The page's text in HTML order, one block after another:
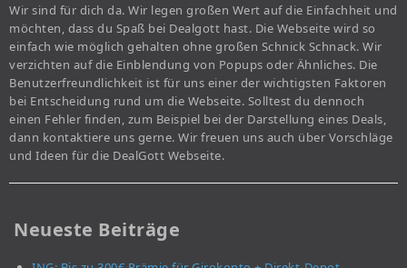
Wir sind für dich da. Wir legen großen Wert auf die Einfachheit und
möchten, dass du Spaß bei Dealgott hast. Die Webseite wird so
einfach wie möglich gehalten ohne großen Schnick Schnack. Wir
verzichten auf die Einblendung von Popups oder Ähnliches. Die
Benutzerfreundlichkeit ist für uns einer der wichtigsten Faktoren
bei Entscheidung rund um die Webseite. Solltest du dennoch
einen Fehler finden, zum Beispiel bei der Darstellung eines Deals,
dann kontaktiere uns gerne. Wir freuen uns auch über Vorschläge
und Ideen für die DealGott Webseite.
Neueste Beiträge